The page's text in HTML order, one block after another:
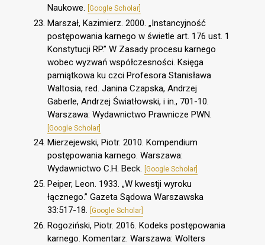
Naukowe. [Google Scholar]
Marszał, Kazimierz. 2000. „Instancyjność
postępowania karnego w świetle art. 176 ust. 1
Konstytucji RP.” W Zasady procesu karnego
wobec wyzwań współczesności. Księga
pamiątkowa ku czci Profesora Stanisława
Waltosia, red. Janina Czapska, Andrzej
Gaberle, Andrzej Światłowski, i in., 701-10.
Warszawa: Wydawnictwo Prawnicze PWN.
[Google Scholar]
Mierzejewski, Piotr. 2010. Kompendium
postępowania karnego. Warszawa:
Wydawnictwo C.H. Beck. [Google Scholar]
Peiper, Leon. 1933. „W kwestji wyroku
łącznego.” Gazeta Sądowa Warszawska
33:517-18. [Google Scholar]
Rogoziński, Piotr. 2016. Kodeks postępowania
karnego. Komentarz. Warszawa: Wolters